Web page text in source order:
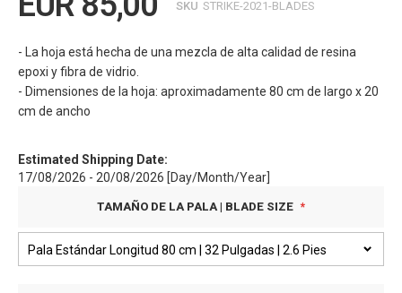
SKU STRIKE-2021-BLADES
- La hoja está hecha de una mezcla de alta calidad de resina
epoxi y fibra de vidrio.
- Dimensiones de la hoja: aproximadamente 80 cm de largo x 20
cm de ancho
Estimated Shipping Date:
17/08/2026 - 20/08/2026 [Day/Month/Year]
TAMAÑO DE LA PALA | BLADE SIZE